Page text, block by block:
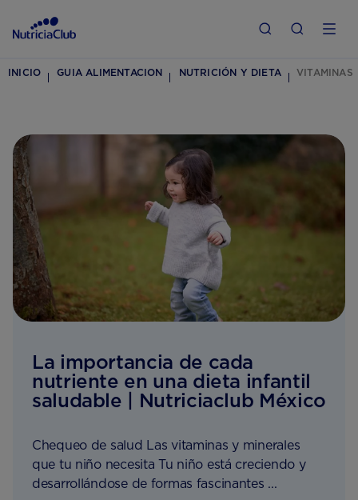
INICIO GUIA ALIMENTACION NUTRICIÓN Y DIETA VITAMINAS
La importancia de cada
nutriente en una dieta infantil
saludable | Nutriciaclub México
Chequeo de salud Las vitaminas y minerales
que tu niño necesita Tu niño está creciendo y
desarrollándose de formas fascinantes ...